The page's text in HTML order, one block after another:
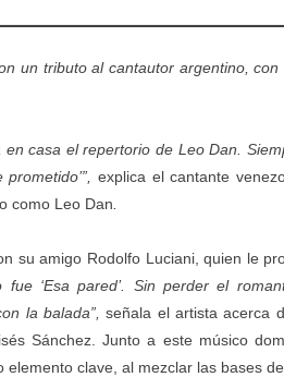
un tributo al cantautor argentino,
en casa el repertorio de Leo Dan.
prometido’”,explica el cantante
como Leo Dan
su amigo Rodolfo Luciani, quien le
‘Esa pared’. Sin perder el
la balada”,señala el artista acerca
Sánchez. Junto a este músico
clave, al mezclar las bases